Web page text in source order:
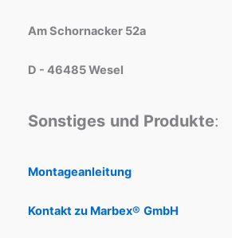
Am Schornacker 52a
D - 46485 Wesel
Sonstiges und Produkte:
Montageanleitung
Kontakt zu Marbex® GmbH